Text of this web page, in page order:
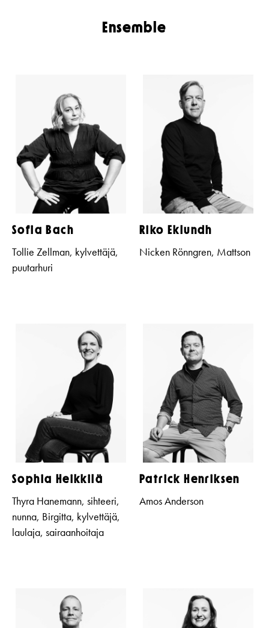
Ensemble
Sofia Bach
Tollie Zellman, kylvettäjä,
puutarhuri
Riko Eklundh
Nicken Rönngren, Mattson
Sophia Heikkilä
Thyra Hanemann, sihteeri,
nunna, Birgitta, kylvettäjä,
laulaja, sairaanhoitaja
Patrick Henriksen
Amos Anderson